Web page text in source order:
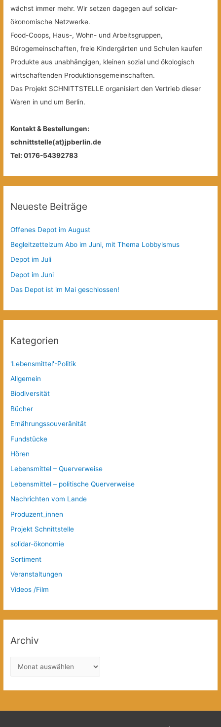
wächst immer mehr. Wir setzen dagegen auf solidar-
ökonomische Netzwerke.
Food-Coops, Haus-, Wohn- und Arbeitsgruppen,
Bürogemeinschaften, freie Kindergärten und Schulen kaufen
Produkte aus unabhängigen, kleinen sozial und ökologisch
wirtschaftenden Produktionsgemeinschaften.
Das Projekt SCHNITTSTELLE organisiert den Vertrieb dieser
Waren in und um Berlin.
Kontakt & Bestellungen:
schnittstelle(at)jpberlin.de
Tel: 0176-54392783
Neueste Beiträge
Offenes Depot im August
Begleitzettelzum Abo im Juni, mit Thema Lobbyismus
Depot im Juli
Depot im Juni
Das Depot ist im Mai geschlossen!
Kategorien
'Lebensmittel'-Politik
Allgemein
Biodiversität
Bücher
Ernährungssouveränität
Fundstücke
Hören
Lebensmittel – Querverweise
Lebensmittel – politische Querverweise
Nachrichten vom Lande
Produzent_innen
Projekt Schnittstelle
solidar-ökonomie
Sortiment
Veranstaltungen
Videos /Film
Archiv
c